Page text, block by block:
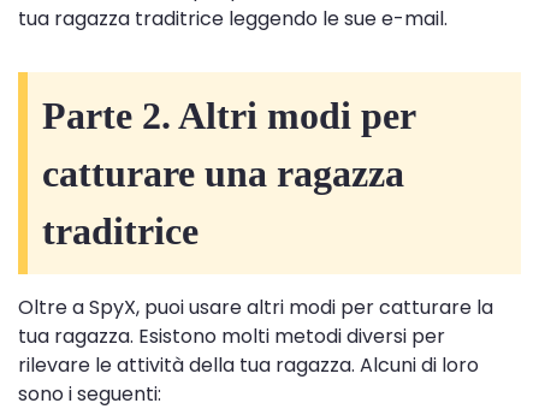
tua ragazza traditrice leggendo le sue e-mail.
Parte 2. Altri modi per
catturare una ragazza
traditrice
Oltre a SpyX, puoi usare altri modi per catturare la
tua ragazza. Esistono molti metodi diversi per
rilevare le attività della tua ragazza. Alcuni di loro
sono i seguenti: